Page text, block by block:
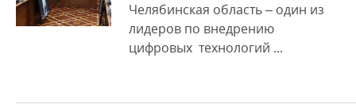
Челябинская область – один из
лидеров по внедрению
цифровых технологий ...